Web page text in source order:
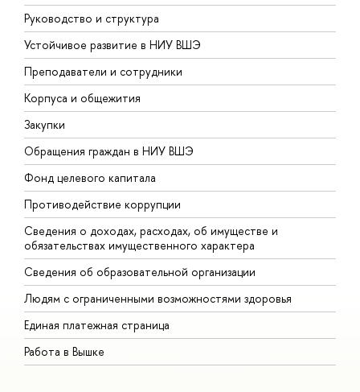
Руководство и структура
Устойчивое развитие в НИУ ВШЭ
Преподаватели и сотрудники
Корпуса и общежития
Закупки
Обращения граждан в НИУ ВШЭ
Фонд целевого капитала
Противодействие коррупции
Сведения о доходах, расходах, об имуществе и
обязательствах имущественного характера
Сведения об образовательной организации
Людям с ограниченными возможностями здоровья
Единая платежная страница
Работа в Вышке